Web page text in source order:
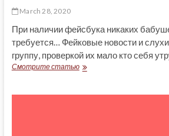
March 28, 2020
При наличии фейсбука никаких
требуется… Фейковые новости и
группу, проверкой их мало кто себя
Смотрите статьюИ